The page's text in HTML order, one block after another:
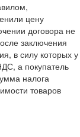
цену
договора не
заключения
в силу которых у
а покупатель
налога
товаров